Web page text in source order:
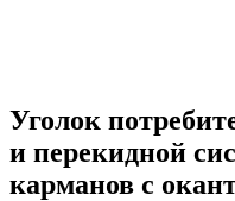
Уголок
и перекидной
карманов с